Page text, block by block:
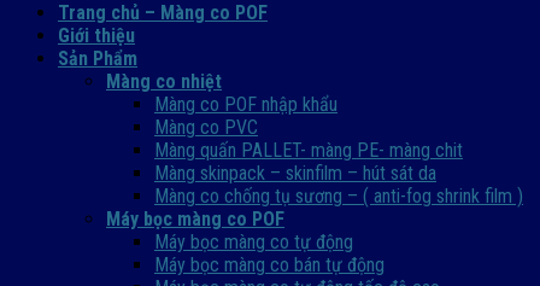
Trang chủ – Màng co POF
Giới thiệu
Sản Phẩm
Màng co nhiệt
Màng co POF nhập khẩu
Màng co PVC
Màng quấn PALLET- màng PE- màng chit
Màng skinpack – skinfilm – hút sát da
Màng co chống tụ sương – ( anti-fog shrink film )
Máy bọc màng co POF
Máy bọc màng co tự động
Máy bọc màng co bán tự động